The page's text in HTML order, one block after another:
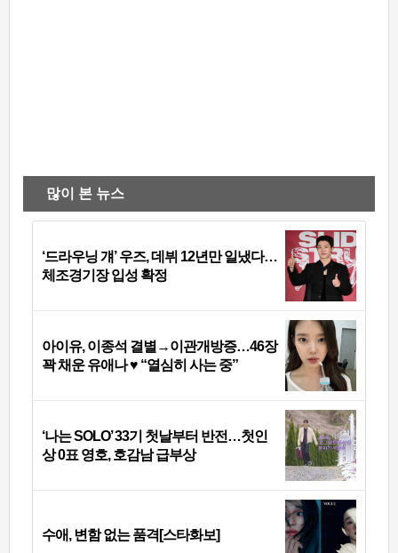
많이 본 뉴스
‘드라우닝 걔’ 우즈, 데뷔 12년만 일냈다…
체조경기장 입성 확정
아이유, 이종석 결별→이관개방증…46장
꽉 채운 유애나 ♥ “열심히 사는 중”
‘나는 SOLO’ 33기 첫날부터 반전…첫인
상 0표 영호, 호감남 급부상
수애, 변함 없는 품격[스타화보]